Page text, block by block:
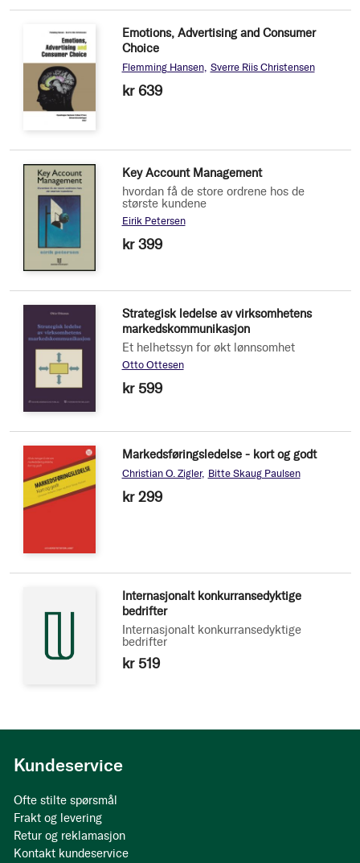
Emotions, Advertising and Consumer
Choice
Flemming Hansen Sverre Riis Christensen
kr 639
Key Account Management
hvordan få de store ordrene hos de
største kundene
Eirik Petersen
kr 399
Strategisk ledelse av virksomhetens
markedskommunikasjon
Et helhetssyn for økt lønnsomhet
Otto Ottesen
kr 599
Markedsføringsledelse - kort og godt
Christian O. Zigler Bitte Skaug Paulsen
kr 299
Internasjonalt konkurransedyktige
bedrifter
Internasjonalt konkurransedyktige
bedrifter
kr 519
Kundeservice
Ofte stilte spørsmål
Frakt og levering
Retur og reklamasjon
Kontakt kundeservice